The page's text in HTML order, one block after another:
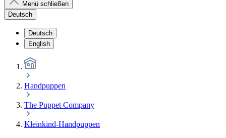
Menü schließen
Deutsch
Deutsch
English
Handpuppen
The Puppet Company
Kleinkind-Handpuppen